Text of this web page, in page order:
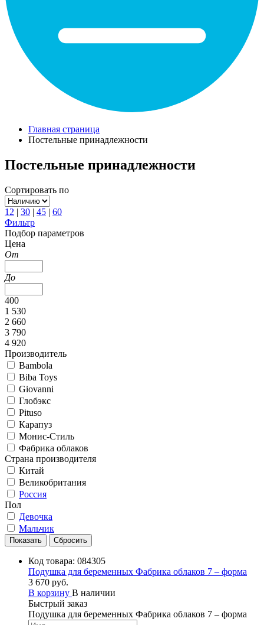
Главная страница
Постельные принадлежности
Постельные принадлежности
Сортировать по
12 | 30 | 45 | 60
Фильтр
Подбор параметров
Цена
От
До
400
1 530
2 660
3 790
4 920
Производитель
Bambola
Biba Toys
Giovanni
Глобэкс
Pituso
Карапуз
Монис-Стиль
Фабрика облаков
Страна производителя
Китай
Великобритания
Россия
Пол
Девочка
Мальчик
Код товара: 084305
Подушка для беременных Фабрика облаков 7 – форма
3 670 руб.
В корзину В наличии
Быстрый заказ
Подушка для беременных Фабрика облаков 7 – форма